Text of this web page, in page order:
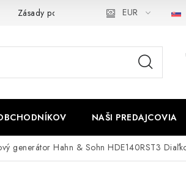
Zásady používania cookies EUR
NAŠI PREDAJCOVIA
generátor Hahn & Sohn HDE140RST3